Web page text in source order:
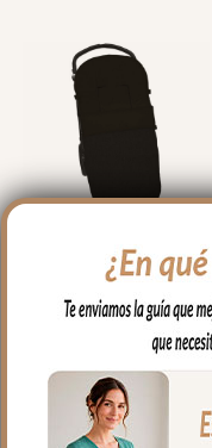
6514 Sacos Silla Alaska
Negro
Desde:80.00
Seleccionar opciones